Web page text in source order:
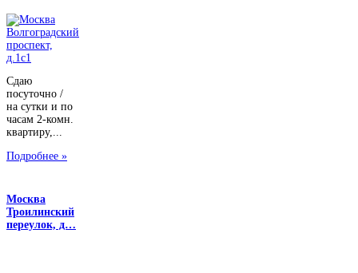
Сдаю
посуточно /
на сутки и по
часам 2-комн.
квартиру,...
Подробнее »
Москва
Троилинский
переулок, д…